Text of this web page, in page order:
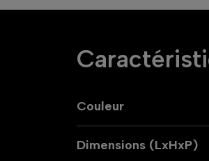
Couleur
Dimensions (LxHxP)